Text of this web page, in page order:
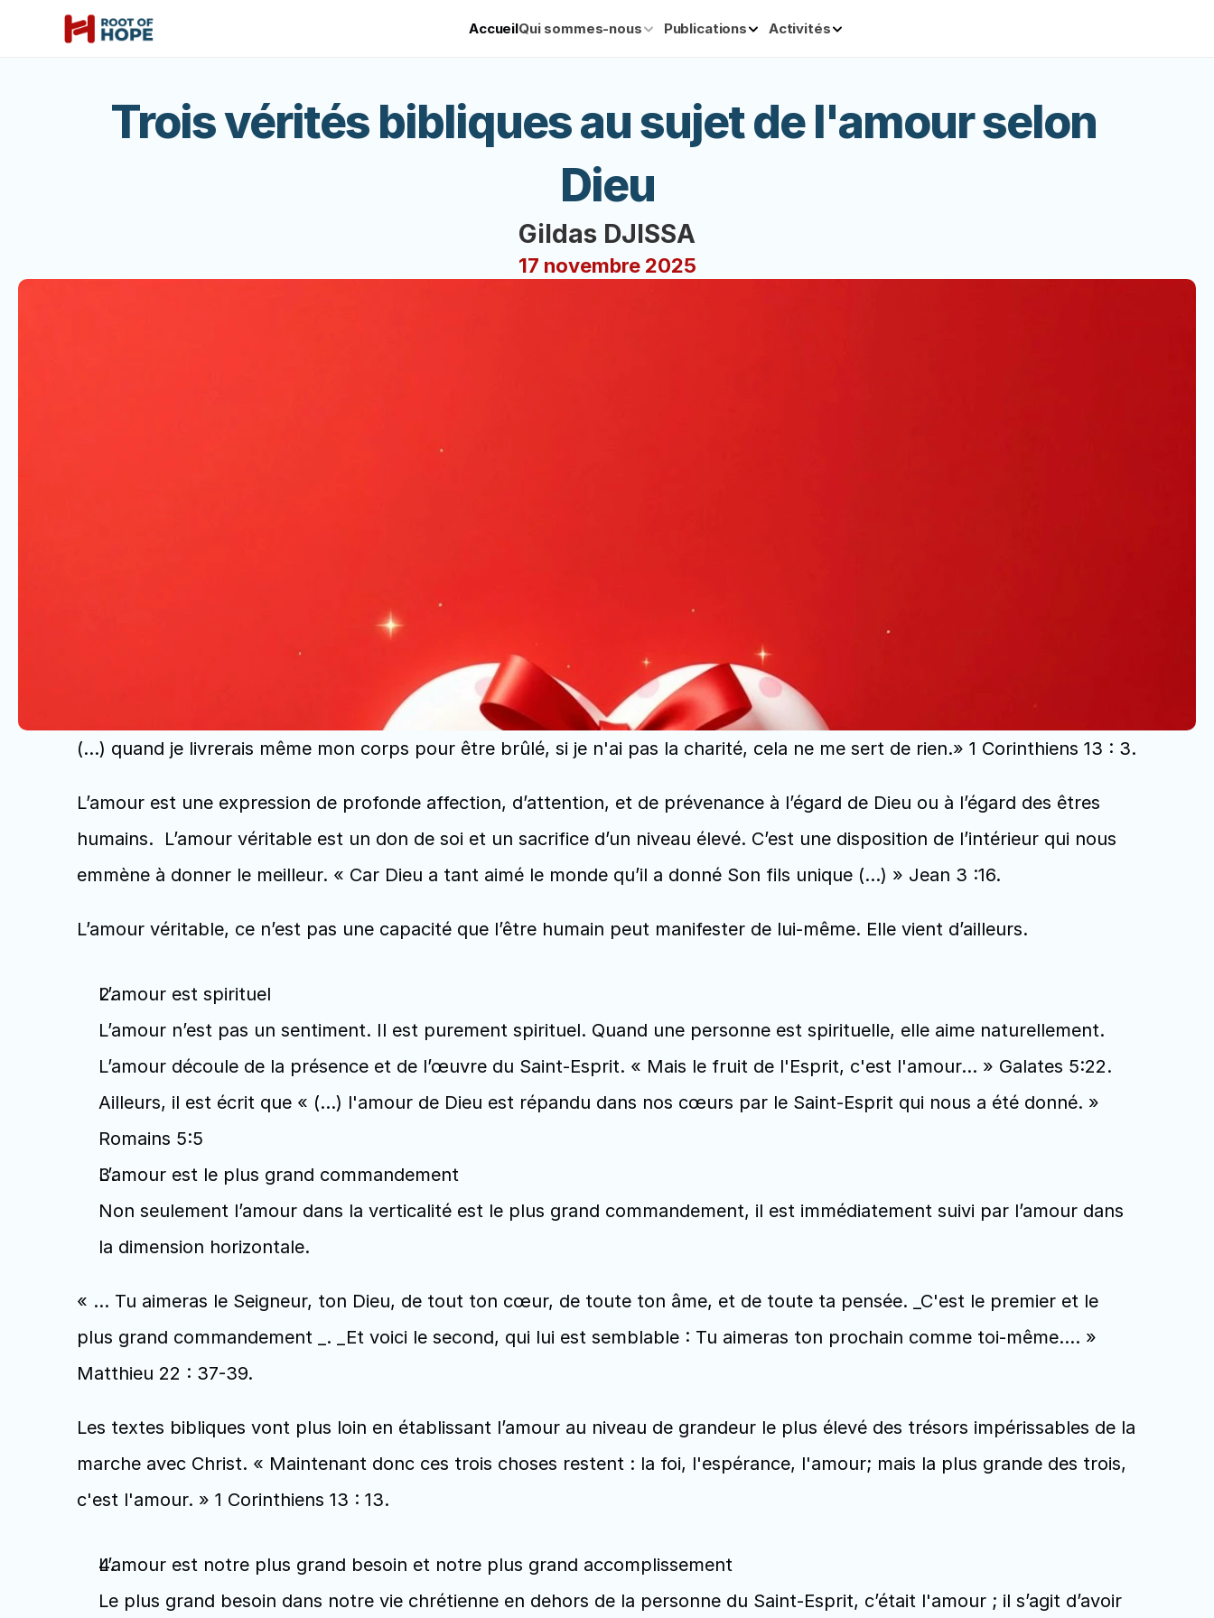
AccueilQui sommes-nous Publications Activités
Trois vérités bibliques au sujet de l'amour selon
Dieu
Gildas DJISSA
17 novembre 2025
(…) quand je livrerais même mon corps pour être brûlé, si je n'ai pas la charité, cela ne me sert de rien.» 1 Corinthiens 13 : 3.
L’amour est une expression de profonde affection, d’attention, et de prévenance à l’égard de Dieu ou à l’égard des êtres
humains.  L’amour véritable est un don de soi et un sacrifice d’un niveau élevé. C’est une disposition de l’intérieur qui nous
emmène à donner le meilleur. « Car Dieu a tant aimé le monde qu’il a donné Son fils unique (…) » Jean 3 :16.
L’amour véritable, ce n’est pas une capacité que l’être humain peut manifester de lui-même. Elle vient d’ailleurs.
L’amour est spirituel
L’amour n’est pas un sentiment. Il est purement spirituel. Quand une personne est spirituelle, elle aime naturellement.
L’amour découle de la présence et de l’œuvre du Saint-Esprit. « Mais le fruit de l'Esprit, c'est l'amour… » Galates 5:22.
Ailleurs, il est écrit que « (…) l'amour de Dieu est répandu dans nos cœurs par le Saint-Esprit qui nous a été donné. »
Romains 5:5
L’amour est le plus grand commandement
Non seulement l’amour dans la verticalité est le plus grand commandement, il est immédiatement suivi par l’amour dans
la dimension horizontale.
« … Tu aimeras le Seigneur, ton Dieu, de tout ton cœur, de toute ton âme, et de toute ta pensée. _C'est le premier et le
plus grand commandement _. _Et voici le second, qui lui est semblable : Tu aimeras ton prochain comme toi-même.… »
Matthieu 22 : 37-39.
Les textes bibliques vont plus loin en établissant l’amour au niveau de grandeur le plus élevé des trésors impérissables de la
marche avec Christ. « Maintenant donc ces trois choses restent : la foi, l'espérance, l'amour; mais la plus grande des trois,
c'est l'amour. » 1 Corinthiens 13 : 13.
L’amour est notre plus grand besoin et notre plus grand accomplissement
Le plus grand besoin dans notre vie chrétienne en dehors de la personne du Saint-Esprit, c’était l'amour ; il s’agit d’avoir